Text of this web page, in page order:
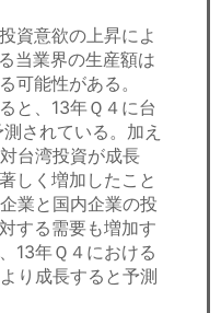
資意欲の上昇によ
当業界の生産額は
可能性がある。
と、13年Ｑ４に台
されている。加え
台湾投資が成長
しく増加したこと
業と国内企業の投
する需要も増加す
13年Ｑ４における
り成長すると予測